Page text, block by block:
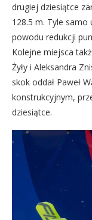
drugiej dziesiątce
128.5 m. Tyle samo
powodu redukcji
Kolejne miejsca
Żyły i Aleksandra
skok oddał Paweł
konstrukcyjnym,
dziesiątce.